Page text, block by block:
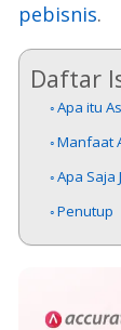
pebisnis.
Daftar
Apa itu
Manfaat
Apa Saja
Penutup